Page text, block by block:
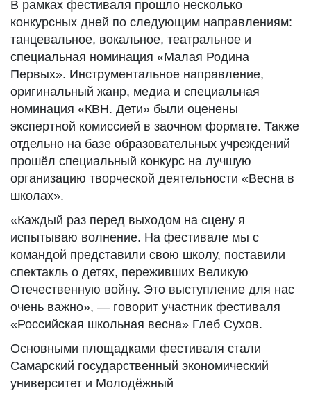
В рамках фестиваля прошло несколько
конкурсных дней по следующим направлениям:
танцевальное, вокальное, театральное и
специальная номинация «Малая Родина
Первых». Инструментальное направление,
оригинальный жанр, медиа и специальная
номинация «КВН. Дети» были оценены
экспертной комиссией в заочном формате. Также
отдельно на базе образовательных учреждений
прошёл специальный конкурс на лучшую
организацию творческой деятельности «Весна в
школах».
«Каждый раз перед выходом на сцену я
испытываю волнение. На фестивале мы с
командой представили свою школу, поставили
спектакль о детях, переживших Великую
Отечественную войну. Это выступление для нас
очень важно», — говорит участник фестиваля
«Российская школьная весна» Глеб Сухов.
Основными площадками фестиваля стали
Самарский государственный экономический
университет и Молодёжный